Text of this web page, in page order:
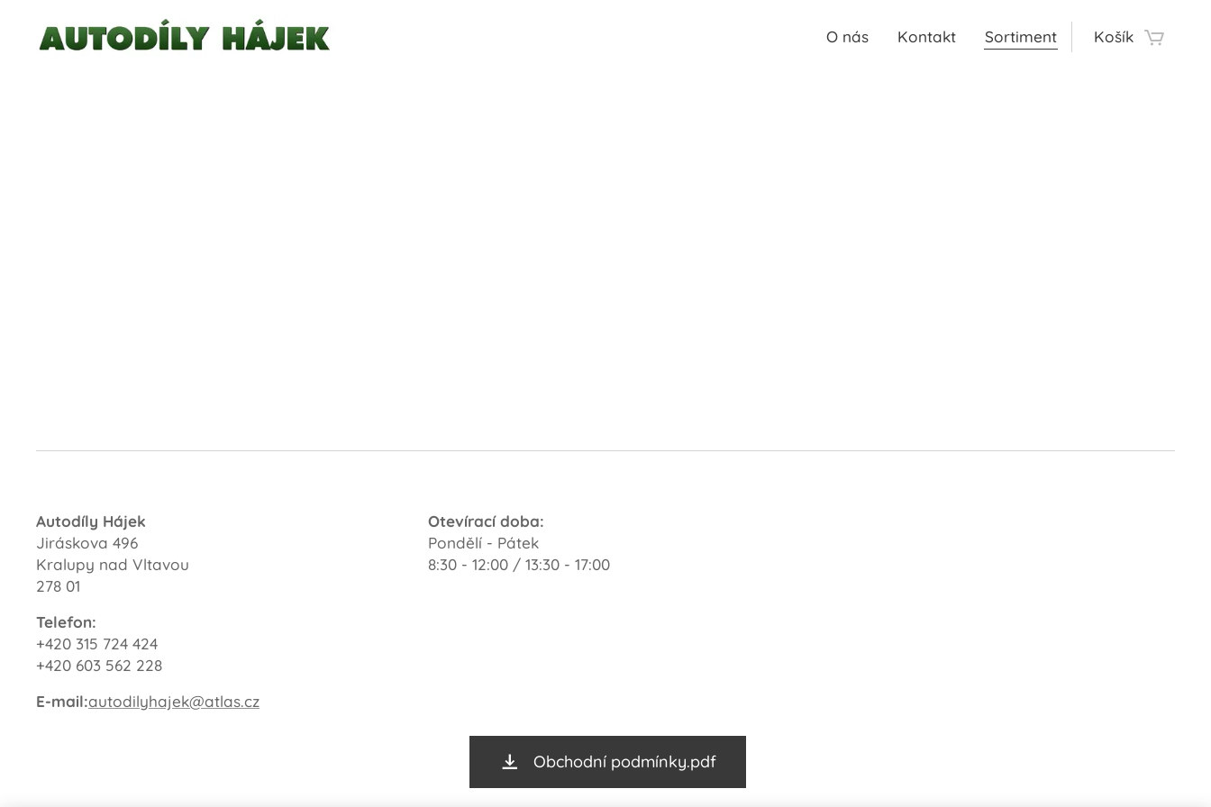
O nás Kontakt Sortiment Košík
Autodíly Hájek
Jiráskova 496
Kralupy nad Vltavou
278 01
Telefon:
+420 315 724 424
+420 603 562 228
E-mail:autodilyhajek@atlas.cz
Otevírací doba:
Pondělí - Pátek
8:30 - 12:00 / 13:30 - 17:00
Obchodní podmínky.pdf